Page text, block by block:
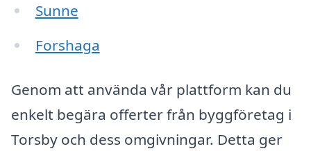
Sunne
Forshaga
Genom att använda vår plattform kan du
enkelt begära offerter från byggföretag i
Torsby och dess omgivningar. Detta ger